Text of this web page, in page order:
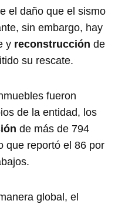
el daño que el sismo
sin embargo, hay
y reconstrucciónde
su rescate.
fueron
de la entidad, los
de más de 794
que reportó el 86 por
global, el